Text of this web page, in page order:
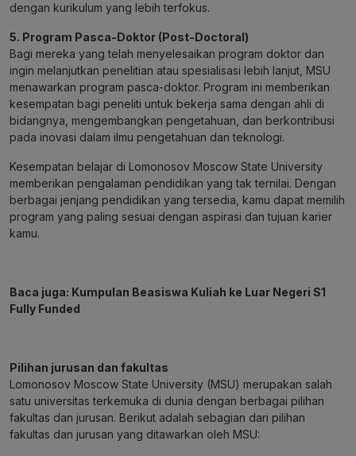
dengan kurikulum yang lebih terfokus.
5. Program Pasca-Doktor (Post-Doctoral)
Bagi mereka yang telah menyelesaikan program doktor dan
ingin melanjutkan penelitian atau spesialisasi lebih lanjut, MSU
menawarkan program pasca-doktor. Program ini memberikan
kesempatan bagi peneliti untuk bekerja sama dengan ahli di
bidangnya, mengembangkan pengetahuan, dan berkontribusi
pada inovasi dalam ilmu pengetahuan dan teknologi.
Kesempatan belajar di Lomonosov Moscow State University
memberikan pengalaman pendidikan yang tak ternilai. Dengan
berbagai jenjang pendidikan yang tersedia, kamu dapat memilih
program yang paling sesuai dengan aspirasi dan tujuan karier
kamu.
Baca juga: Kumpulan Beasiswa Kuliah ke Luar Negeri S1
Fully Funded
Pilihan jurusan dan fakultas
Lomonosov Moscow State University (MSU) merupakan salah
satu universitas terkemuka di dunia dengan berbagai pilihan
fakultas dan jurusan. Berikut adalah sebagian dari pilihan
fakultas dan jurusan yang ditawarkan oleh MSU: